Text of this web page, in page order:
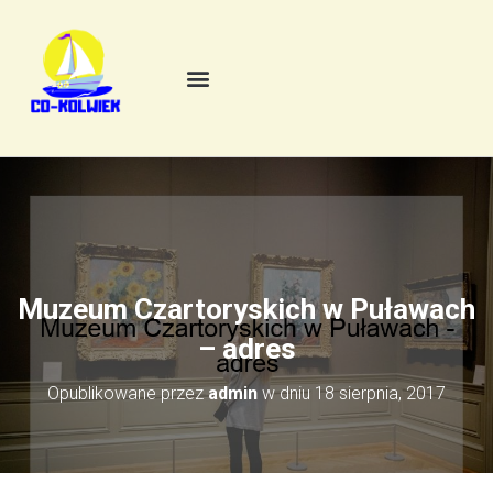
Muzeum Czartoryskich w Puławach
– adres
Opublikowane przezadmin w dniu 18 sierpnia, 2017